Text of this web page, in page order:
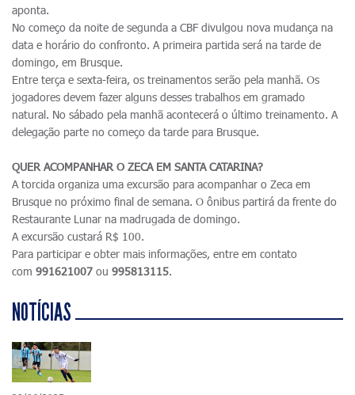
aponta.
No começo da noite de segunda a CBF divulgou nova mudança na
data e horário do confronto. A primeira partida será na tarde de
domingo, em Brusque.
Entre terça e sexta-feira, os treinamentos serão pela manhã. Os
jogadores devem fazer alguns desses trabalhos em gramado
natural. No sábado pela manhã acontecerá o último treinamento. A
delegação parte no começo da tarde para Brusque.
QUER ACOMPANHAR O ZECA EM SANTA CATARINA?
A torcida organiza uma excursão para acompanhar o Zeca em
Brusque no próximo final de semana. O ônibus partirá da frente do
Restaurante Lunar na madrugada de domingo.
A excursão custará R$ 100.
Para participar e obter mais informações, entre em contato
com 991621007 ou 995813115.
NOTÍCIAS